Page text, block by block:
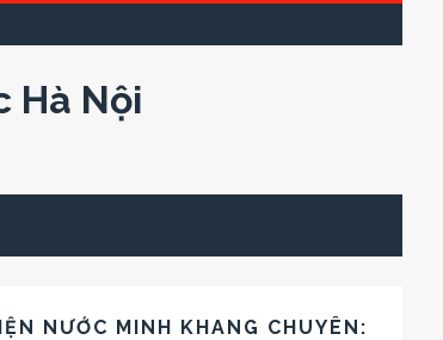
Hà Nội
NƯỚC MINH KHANG CHUYÊN: